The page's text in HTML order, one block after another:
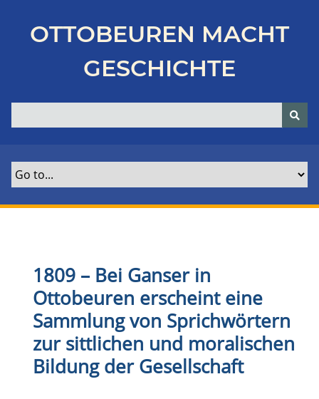
p
OTTOBEUREN MACHT
GESCHICHTE
1809 – Bei Ganser in
Ottobeuren erscheint eine
Sammlung von Sprichwörtern
zur sittlichen und moralischen
Bildung der Gesellschaft